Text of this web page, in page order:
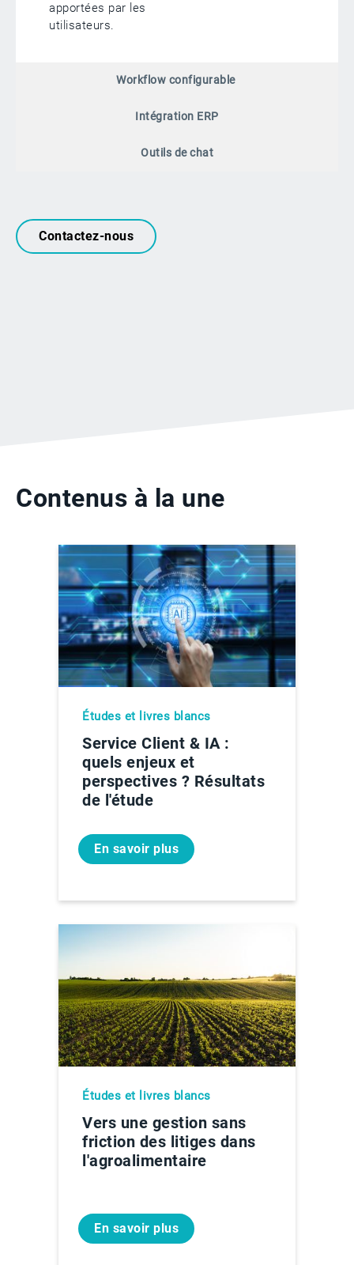
apportées par les
utilisateurs.
Workflow configurable
Intégration ERP
Outils de chat
Contactez-nous
Contenus à la une
Études et livres blancs
Service Client & IA :
quels enjeux et
perspectives ? Résultats
de l'étude
En savoir plus
Études et livres blancs
Vers une gestion sans
friction des litiges dans
l'agroalimentaire
En savoir plus